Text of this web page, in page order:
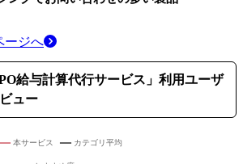
ージへ
給与計算代行サービス 」利用ユーザ
ュー